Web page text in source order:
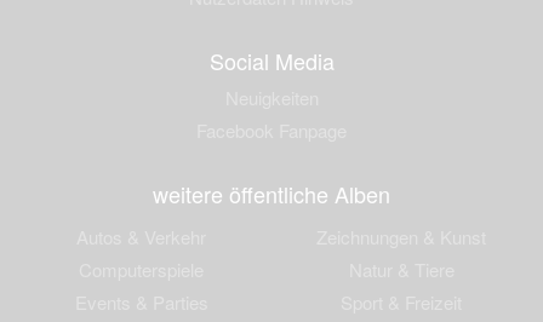
Social Media
weitere öffentliche Alben